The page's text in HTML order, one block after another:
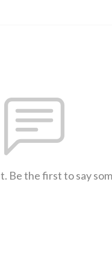
Be the first to say